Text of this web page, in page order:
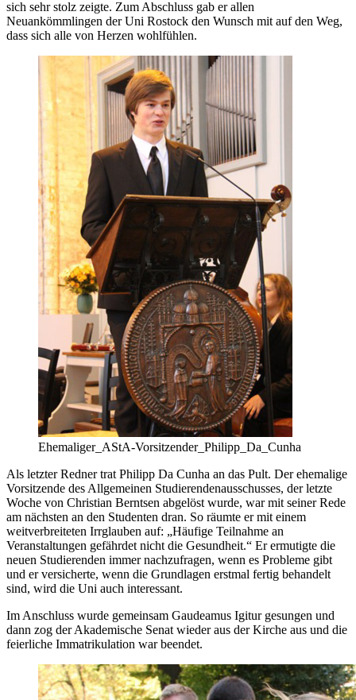
sich sehr stolz zeigte. Zum Abschluss gab er allen
Neuankömmlingen der Uni Rostock den Wunsch mit auf den Weg,
dass sich alle von Herzen wohlfühlen.
Ehemaliger_AStA-Vorsitzender_Philipp_Da_Cunha
Als letzter Redner trat Philipp Da Cunha an das Pult. Der ehemalige
Vorsitzende des Allgemeinen Studierendenausschusses, der letzte
Woche von Christian Berntsen abgelöst wurde, war mit seiner Rede
am nächsten an den Studenten dran. So räumte er mit einem
weitverbreiteten Irrglauben auf: „Häufige Teilnahme an
Veranstaltungen gefährdet nicht die Gesundheit.“ Er ermutigte die
neuen Studierenden immer nachzufragen, wenn es Probleme gibt
und er versicherte, wenn die Grundlagen erstmal fertig behandelt
sind, wird die Uni auch interessant.
Im Anschluss wurde gemeinsam Gaudeamus Igitur gesungen und
dann zog der Akademische Senat wieder aus der Kirche aus und die
feierliche Immatrikulation war beendet.